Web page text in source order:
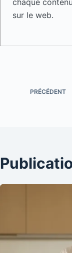
chaque
sur le web.
PRÉCÉDENT